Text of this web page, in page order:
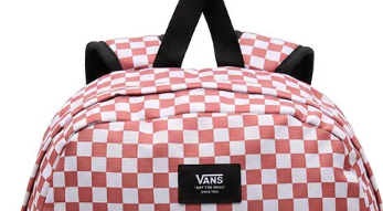
6.
crosspath
7.
authentic
8.
vans knu
9.
vans hylane